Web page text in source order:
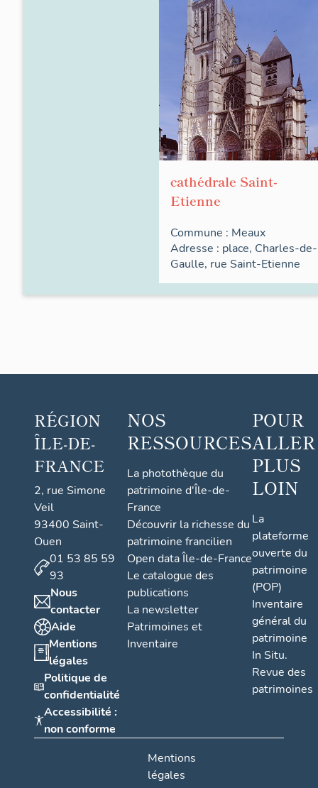
cathédrale Saint-
Etienne
Commune : Meaux
Adresse : place, Charles-de-
Gaulle, rue Saint-Etienne
RÉGION
ÎLE-DE-
FRANCE
2, rue Simone
Veil
93400 Saint-
Ouen
01 53 85 59
93
Nous
contacter
Aide
Mentions
légales
Politique de
confidentialité
Accessibilité :
non conforme
NOS
RESSOURCES
La photothèque du
patrimoine d'Île-de-
France
Découvrir la richesse du
patrimoine francilien
Open data Île-de-France
Le catalogue des
publications
La newsletter
Patrimoines et
Inventaire
POUR
ALLER
PLUS
LOIN
La
plateforme
ouverte du
patrimoine
(POP)
Inventaire
général du
patrimoine
In Situ.
Revue des
patrimoines
Mentions
légales